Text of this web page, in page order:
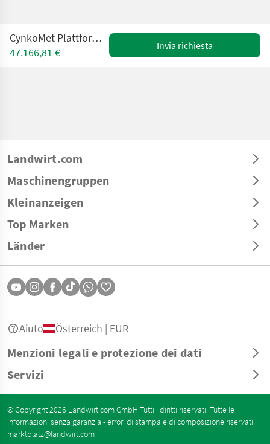
CynkoMet Plattformanhänger / Trailer
47.166,81 €
Invia richiesta
Landwirt.com
Maschinengruppen
Kleinanzeigen
Top Marken
Länder
Menzioni legali e protezione dei dati
Servizi
Aiuto Österreich | EUR
© Copyright 2026 Landwirt.com GmbH Tutti i diritti riservati. Tutte le
informazioni senza garanzia - errori di stampa e di composizione riservati.
marktplatz@landwirt.com